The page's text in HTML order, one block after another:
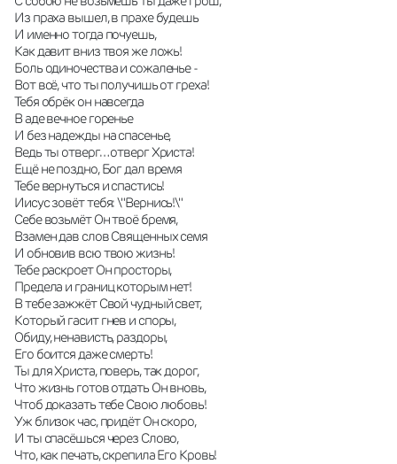
Из праха вышел, в прахе будешь
И именно тогда почуешь,
Как давит вниз твоя же ложь!
Боль одиночества и сожаленье -
Вот всё, что ты получишь от греха!
Тебя обрёк он навсегда
В аде вечное горенье
И без надежды на спасенье,
Ведь ты отверг… отверг Христа!
Ещё не поздно, Бог дал время
Тебе вернуться и спастись!
Иисус зовёт тебя: \"Вернись!\"
Себе возьмёт Он твоё бремя,
Взамен дав слов Священных семя
И обновив всю твою жизнь!
Тебе раскроет Он просторы,
Предела и границ которым нет!
В тебе зажжёт Свой чудный свет,
Который гасит гнев и споры,
Обиду, ненависть, раздоры,
Его боится даже смерть!
Ты для Христа, поверь, так дорог,
Что жизнь готов отдать Он вновь,
Чтоб доказать тебе Свою любовь!
Уж близок час, придёт Он скоро,
И ты спасёшься через Слово,
Что, как печать, скрепила Его Кровь!